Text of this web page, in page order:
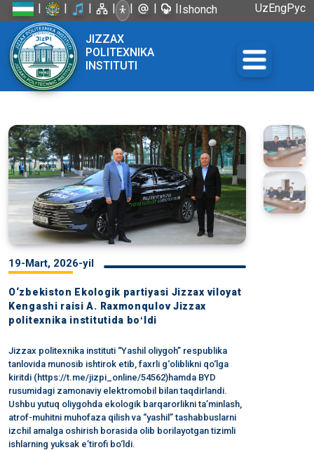
| | | | | | |Ishonch
UzEngРус
JIZZAX
POLITEXNIKA
INSTITUTI
19-Mart, 2026-yil
O‘zbekiston Ekologik partiyasi Jizzax viloyat
Kengashi raisi A. Raxmonqulov Jizzax
politexnika institutida boʻldi
Jizzax politexnika instituti “Yashil oliygoh” respublika
tanlovida munosib ishtirok etib, faxrli g‘oliblikni qo‘lga
kiritdi (https://t.me/jizpi_online/54562)hamda BYD
rusumidagi zamonaviy elektromobil bilan taqdirlandi.
Ushbu yutuq oliygohda ekologik barqarorlikni ta’minlash,
atrof-muhitni muhofaza qilish va “yashil” tashabbuslarni
izchil amalga oshirish borasida olib borilayotgan tizimli
ishlarning yuksak e’tirofi bo‘ldi.